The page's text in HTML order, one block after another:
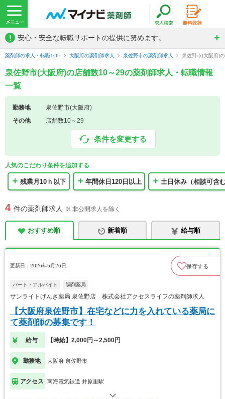
! 安心・安全な転職サポートの提供に努めます。
薬剤師の求人・転職TOP 大阪府の薬剤師求人 泉佐野市の薬剤師求人 泉佐野市(大阪府)
泉佐野市(大阪府)の店舗数10～29の薬剤師求人・転職情報
一覧
勤務地
泉佐野市(大阪府)
その他
店舗数10～29
条件を変更する
人気のこだわり条件を追加する
残業月10ｈ以下 年間休日120日以上 土日休み（相談可含
4 件の薬剤師求人 ※ 非公開求人を除く
おすすめ順 新着順 給与順
更新日：2026年5月26日 保存する
パート・アルバイト 調剤薬局
サンライトげんき薬局 泉佐野店 株式会社アクセスライフの薬剤師求人
【大阪府泉佐野市】在宅などに力を入れている薬局に
て薬剤師の募集です！
給与 【時給】2,000円～2,500円
勤務地 大阪府 泉佐野市
アクセス 南海電気鉄道 井原里駅